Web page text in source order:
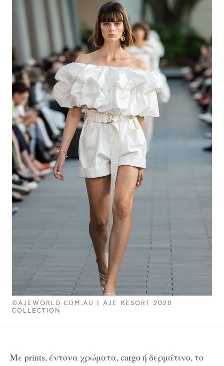
©AJEWORLD.COM.AU | AJE RESORT 2020
COLLECTION
Με prints, έντονα χρώματα, cargo ή δερμάτινο, το